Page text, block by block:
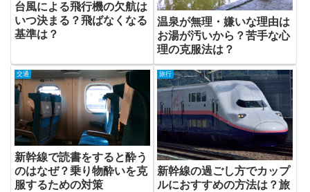
台風による飛行機の欠航は
いつ決まる？飛ばなくなる
基準は？
温泉が無理・嫌いな理由は
お湯が汚いから？苦手な心
理の克服法は？
交通
新幹線で読書をすると酔う
のはなぜ？乗り物酔いを克
服するための対策
旅行
新幹線の過ごし方でカップ
ルにおすすめの方法は？旅